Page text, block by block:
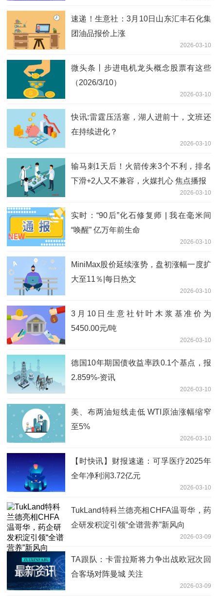
速递！生意社：3月10日山东汇丰石化集
团油品报价上涨
2026-03-10
微头条丨步进电机龙头概念股票有这些
（2026/3/10）
2026-03-10
快讯:雷霆压活塞，湖人进前十，文班还
在持续进化？
2026-03-10
输马刺1天后！火箭传来3个不利，排名
下滑+2人又不兼容，火媒扎心 焦点播报
2026-03-10
实时：“90后”化石修复师 | 我在毫米间
“唤醒” 亿万年前生命
2026-03-10
MiniMax股价延续涨势，盘初涨幅一度扩
大至11％|每日热文
2026-03-10
3月10日生意社针叶木浆基准价为
5450.00元/吨
2026-03-10
德国10年期国债收益率跌0.1个基点，报
2.859%-资讯
2026-03-10
美、布两油短线走低 WTI原油涨幅缩窄
至5%
2026-03-10
【时快讯】财报速递：可孚医疗2025年
全年净利润3.72亿元
2026-03-10
TukLand特科兰德亮相CHFA温哥华，药
企研发积淀引领“全谱营养”新风向
2026-03-09
TA跟队：卡雷拉斯将力争出战欧冠次回
合客场对阵曼城 关注
2026-03-09